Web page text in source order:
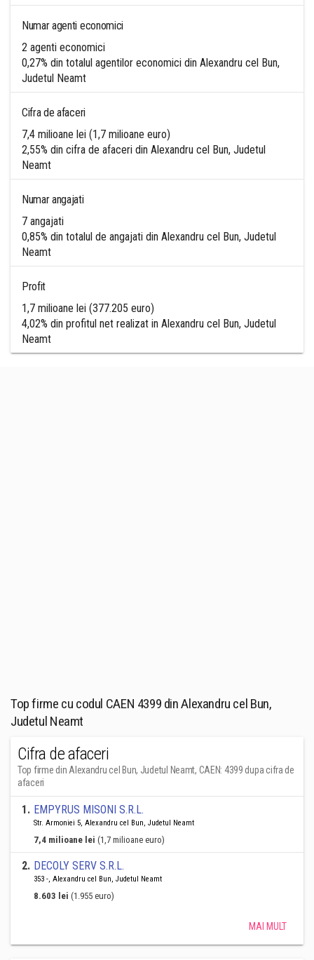
Numar agenti economici
2 agenti economici
0,27% din totalul agentilor economici din Alexandru cel Bun,
Judetul Neamt
Cifra de afaceri
7,4 milioane lei (1,7 milioane euro)
2,55% din cifra de afaceri din Alexandru cel Bun, Judetul
Neamt
Numar angajati
7 angajati
0,85% din totalul de angajati din Alexandru cel Bun, Judetul
Neamt
Profit
1,7 milioane lei (377.205 euro)
4,02% din profitul net realizat in Alexandru cel Bun, Judetul
Neamt
Top firme cu codul CAEN 4399 din Alexandru cel Bun,
Judetul Neamt
Cifra de afaceri
Top firme din Alexandru cel Bun, Judetul Neamt, CAEN: 4399 dupa cifra de
afaceri
1. EMPYRUS MISONI S.R.L.
Str. Armoniei 5, Alexandru cel Bun, Judetul Neamt
7,4 milioane lei (1,7 milioane euro)
2. DECOLY SERV S.R.L.
353 -, Alexandru cel Bun, Judetul Neamt
8.603 lei (1.955 euro)
MAI MULT